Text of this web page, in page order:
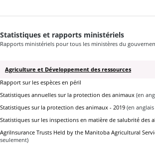
Statistiques et rapports ministériels
Rapports ministériels pour tous les ministères du
Agriculture et Développement des ressources
Rapport sur les espèces en péril
Statistiques annuelles sur la protection des animaux (en
Statistiques sur la protection des animaux - 2019 (en
Statistiques sur les inspections en matière de salubrité des
AgriInsurance Trusts Held by the Manitoba Agricultural
seulement)